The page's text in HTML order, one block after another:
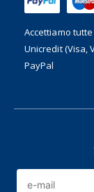
Accettiamo
Unicredit (Visa,
PayPal